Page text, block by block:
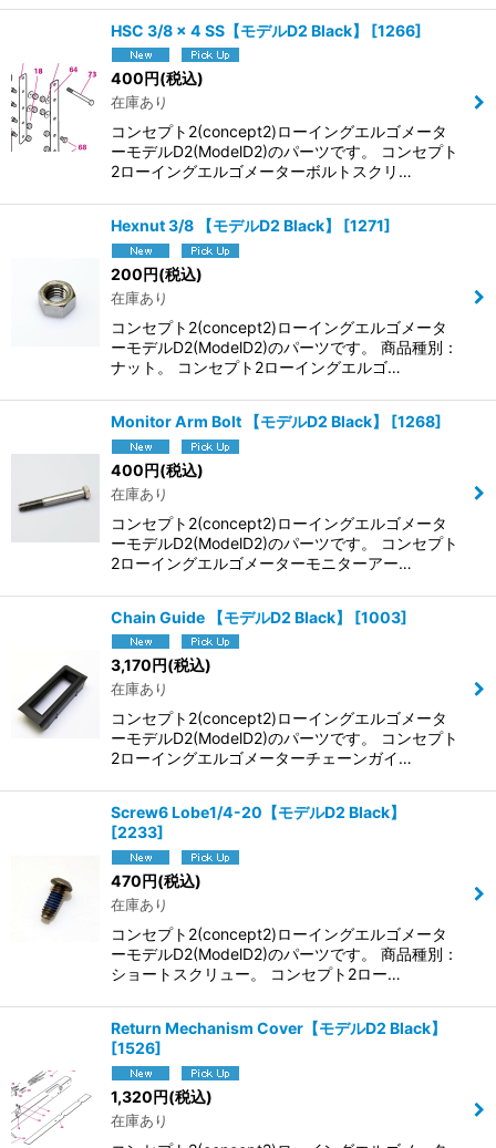
HSC 3/8 x 4 SS【モデルD2 Black】 [1266]
400円(税込)
在庫あり
コンセプト2(concept2)ローイングエルゴメータ
ーモデルD2(ModelD2)のパーツです。 コンセプト
2ローイングエルゴメーターボルトスクリ…
Hexnut 3/8 【モデルD2 Black】 [1271]
200円(税込)
在庫あり
コンセプト2(concept2)ローイングエルゴメータ
ーモデルD2(ModelD2)のパーツです。 商品種別：
ナット。 コンセプト2ローイングエルゴ…
Monitor Arm Bolt 【モデルD2 Black】 [1268]
400円(税込)
在庫あり
コンセプト2(concept2)ローイングエルゴメータ
ーモデルD2(ModelD2)のパーツです。 コンセプト
2ローイングエルゴメーターモニターアー…
Chain Guide 【モデルD2 Black】 [1003]
3,170円(税込)
在庫あり
コンセプト2(concept2)ローイングエルゴメータ
ーモデルD2(ModelD2)のパーツです。 コンセプト
2ローイングエルゴメーターチェーンガイ…
Screw6 Lobe1/4-20【モデルD2 Black】
[2233]
470円(税込)
在庫あり
コンセプト2(concept2)ローイングエルゴメータ
ーモデルD2(ModelD2)のパーツです。 商品種別：
ショートスクリュー。 コンセプト2ロー…
Return Mechanism Cover【モデルD2 Black】
[1526]
1,320円(税込)
在庫あり